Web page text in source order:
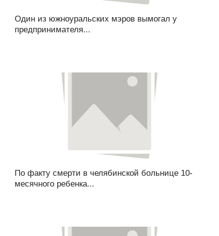
Один из южноуральских мэров вымогал у
предпринимателя...
По факту смерти в челябинской больнице 10-
месячного ребенка...